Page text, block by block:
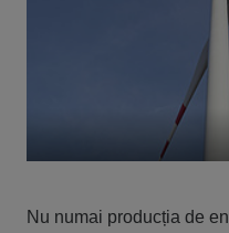
Nu numai producția de